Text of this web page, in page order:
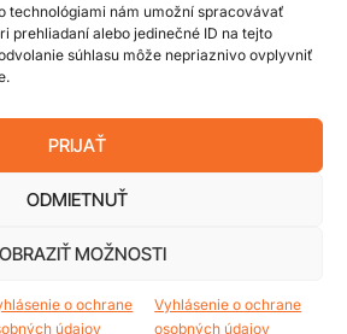
technológiami nám umožní spracovávať
prehliadaní alebo jedinečné ID na tejto
súhlasu môže nepriaznivo ovplyvniť
PRIJAŤ
ODMIETNUŤ
MOŽNOSTI
o ochrane
údajov
Vyhlásenie o ochrane
osobných údajov